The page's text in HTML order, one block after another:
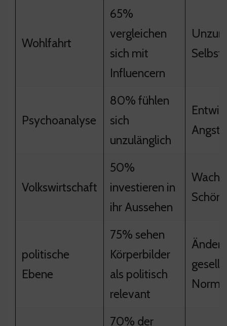
Wohlfahrt
65%
vergleichen
sich mit
Influencern
Psychoanalyse
80% fühlen
sich
unzulänglich
Volkswirtschaft
50%
investieren in
ihr Aussehen
politische
Ebene
75% sehen
Körperbilder
als politisch
relevant
70% der